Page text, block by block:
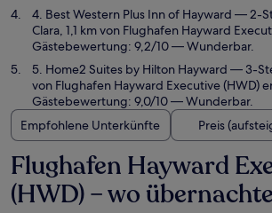
4. Best Western Plus Inn of Hayward — 2-
Clara, 1,1 km von Flughafen Hayward
Gästebewertung: 9,2/10 — Wunderbar.
5. Home2 Suites by Hilton Hayward — 3-
von Flughafen Hayward Executive (HWD)
Gästebewertung: 9,0/10 — Wunderbar.
Empfohlene Unterkünfte
Preis
Flughafen Hayward
(HWD) – wo